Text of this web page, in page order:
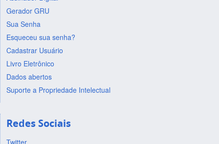
Gerador GRU
Sua Senha
Esqueceu sua senha?
Cadastrar Usuário
Livro Eletrônico
Dados abertos
Suporte a Propriedade Intelectual
Redes Sociais